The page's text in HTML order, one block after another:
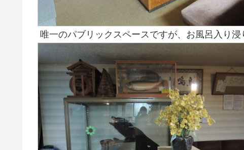
唯一のパブリックスペースですが、お風呂入り